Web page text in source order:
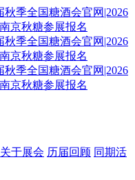
关于展会 历届回顾 同期活